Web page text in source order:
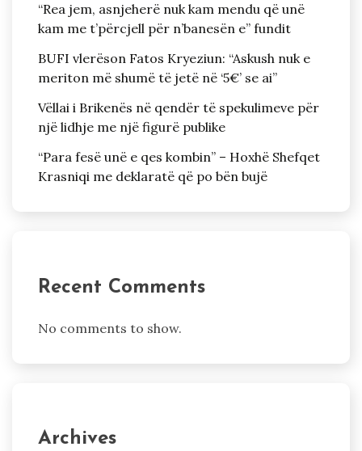
“Rea jem, asnjeherë nuk kam mendu që unë
kam me t’përcjell për n’banesën e” fundit
BUFI vlerëson Fatos Kryeziun: “Askush nuk e
meriton më shumë të jetë në ‘5€’ se ai”
Vëllai i Brikenës në qendër të spekulimeve për
një lidhje me një figurë publike
“Para fesë unë e qes kombin” – Hoxhë Shefqet
Krasniqi me deklaratë që po bën bujë
Recent Comments
No comments to show.
Archives